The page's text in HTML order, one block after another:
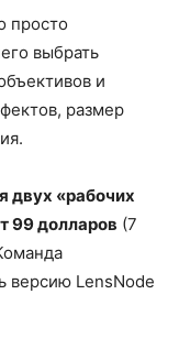
просто
выбрать
и
размер
двух «рабочих
99 долларов (7
версию LensNode